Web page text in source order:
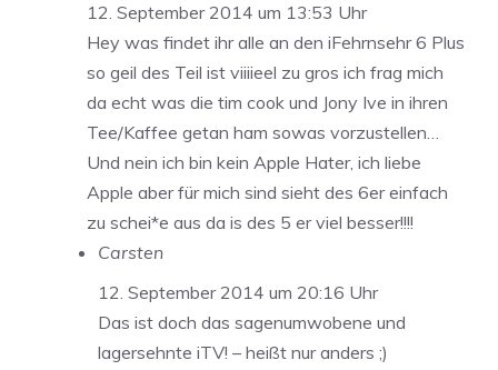
12. September 2014 um 13:53 Uhr
Hey was findet ihr alle an den iFehrnsehr 6 Plus
so geil des Teil ist viiiieel zu gros ich frag mich
da echt was die tim cook und Jony Ive in ihren
Tee/Kaffee getan ham sowas vorzustellen…
Und nein ich bin kein Apple Hater, ich liebe
Apple aber für mich sind sieht des 6er einfach
zu schei*e aus da is des 5 er viel besser!!!!
Carsten
12. September 2014 um 20:16 Uhr
Das ist doch das sagenumwobene und
lagersehnte iTV! – heißt nur anders ;)